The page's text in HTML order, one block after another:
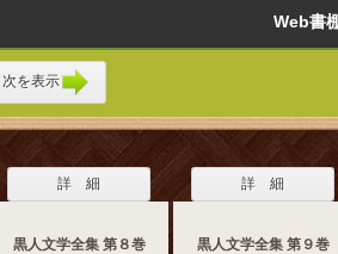
Web
次を表示
詳 細
黒人文学全集 第８巻
詳 細
黒人文学全集 第９巻